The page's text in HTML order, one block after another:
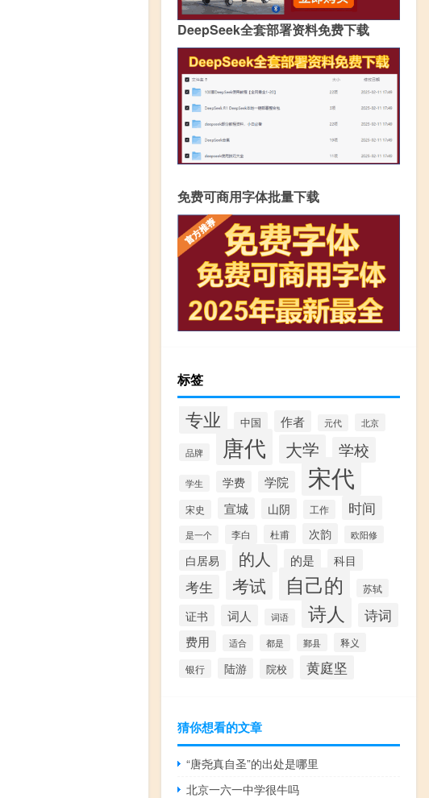
DeepSeek全套部署资料免费下载
免费可商用字体批量下载
标签
专业 中国 作者 元代 北京
品牌 唐代 大学 学校
学生 学费 学院 宋代
宋史 宣城 山阴 工作 时间
是一个 李白 杜甫 次韵 欧阳修
白居易 的人 的是 科目
考生 考试 自己的 苏轼
证书 词人 词语 诗人 诗词
费用 适合 都是 鄞县 释义
银行 陆游 院校 黄庭坚
猜你想看的文章
“唐尧真自圣”的出处是哪里
北京一六一中学很牛吗